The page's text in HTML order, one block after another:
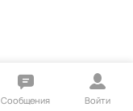
Сообщения Войти